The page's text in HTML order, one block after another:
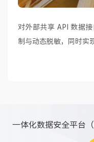
对外部共享 API 数据
制与动态脱敏，同时实
一体化数据安全平台